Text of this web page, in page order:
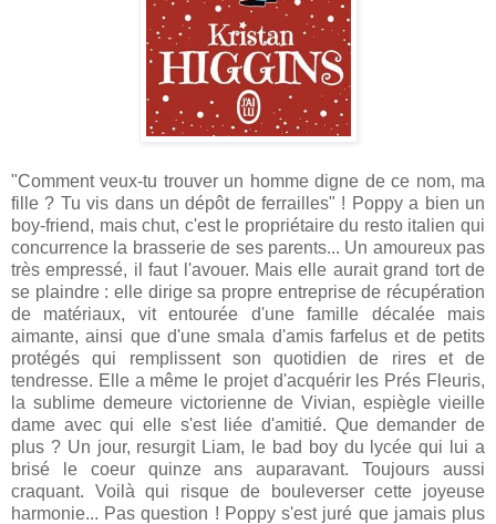
"Comment veux-tu trouver un homme digne de ce nom, ma
fille ? Tu vis dans un dépôt de ferrailles" ! Poppy a bien un
boy-friend, mais chut, c'est le propriétaire du resto italien qui
concurrence la brasserie de ses parents... Un amoureux pas
très empressé, il faut l'avouer. Mais elle aurait grand tort de
se plaindre : elle dirige sa propre entreprise de récupération
de matériaux, vit entourée d'une famille décalée mais
aimante, ainsi que d'une smala d'amis farfelus et de petits
protégés qui remplissent son quotidien de rires et de
tendresse. Elle a même le projet d'acquérir les Prés Fleuris,
la sublime demeure victorienne de Vivian, espiègle vieille
dame avec qui elle s'est liée d'amitié. Que demander de
plus ? Un jour, resurgit Liam, le bad boy du lycée qui lui a
brisé le coeur quinze ans auparavant. Toujours aussi
craquant. Voilà qui risque de bouleverser cette joyeuse
harmonie... Pas question ! Poppy s'est juré que jamais plus